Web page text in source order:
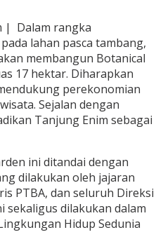
| Dalam rangka
lahan pasca tambang,
membangun Botanical
17 hektar. Diharapkan
perekonomian
Sejalan dengan
Tanjung Enim sebagai
ini ditandai dengan
dilakukan oleh jajaran
PTBA, dan seluruh Direksi
sekaligus dilakukan dalam
Hidup Sedunia